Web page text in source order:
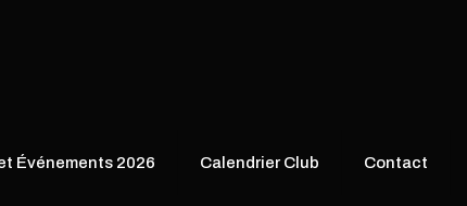
Événements 2026 Calendrier Club Contact